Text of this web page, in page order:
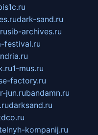
dark-sand.ru
sib-archives.ru
festival.ru
1-mus.ru
factory.ru
jun.rubandamn.ru
darksand.ru
kompanij.ru